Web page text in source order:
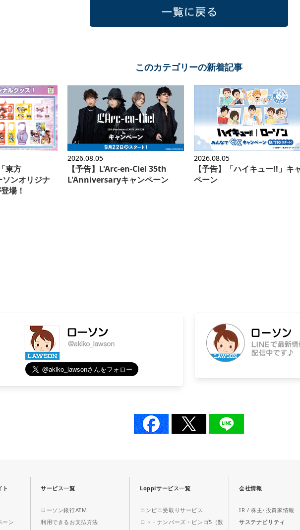
このカテゴリーの新着記事
東方
ンオリジナ
場！
2026.08.05
【予告】L'Arc-en-Ciel 35th
L'Anniversaryキャンペーン
2026.08.05
【予告】「ハイキュー!!」キ
ペーン
ト
ーン
サービス一覧
ローソン銀行ATM
利用できるお支払方法
Loppiサービス一覧
コンビニ受取りサービス
ロト・ナンバーズ・ビンゴ5（数
会社情報
IR / 株主･投資家情報
サステナビリティ